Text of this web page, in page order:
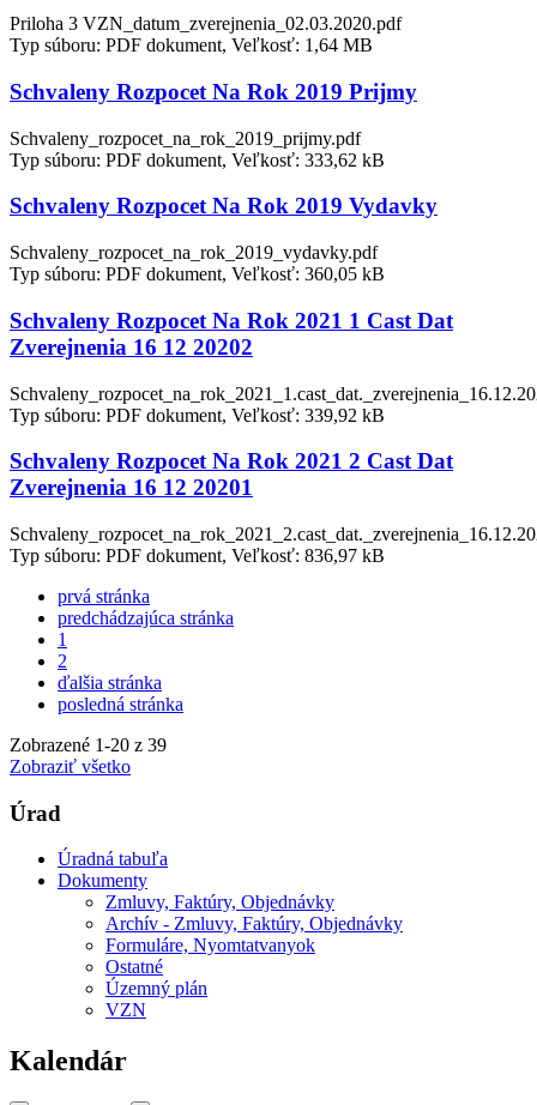
Priloha 3 VZN_datum_zverejnenia_02.03.2020.pdf
Typ súboru: PDF dokument, Veľkosť: 1,64 MB
Schvaleny Rozpocet Na Rok 2019 Prijmy
Schvaleny_rozpocet_na_rok_2019_prijmy.pdf
Typ súboru: PDF dokument, Veľkosť: 333,62 kB
Schvaleny Rozpocet Na Rok 2019 Vydavky
Schvaleny_rozpocet_na_rok_2019_vydavky.pdf
Typ súboru: PDF dokument, Veľkosť: 360,05 kB
Schvaleny Rozpocet Na Rok 2021 1 Cast Dat
Zverejnenia 16 12 20202
Typ súboru: PDF dokument, Veľkosť: 339,92 kB
Schvaleny Rozpocet Na Rok 2021 2 Cast Dat
Zverejnenia 16 12 20201
Typ súboru: PDF dokument, Veľkosť: 836,97 kB
prvá stránka
predchádzajúca stránka
1
2
ďalšia stránka
posledná stránka
Zobrazené 1-20 z 39
Zobraziť všetko
Úrad
Úradná tabuľa
Dokumenty
Zmluvy, Faktúry, Objednávky
Archív - Zmluvy, Faktúry, Objednávky
Formuláre, Nyomtatvanyok
Ostatné
Územný plán
VZN
Kalendár